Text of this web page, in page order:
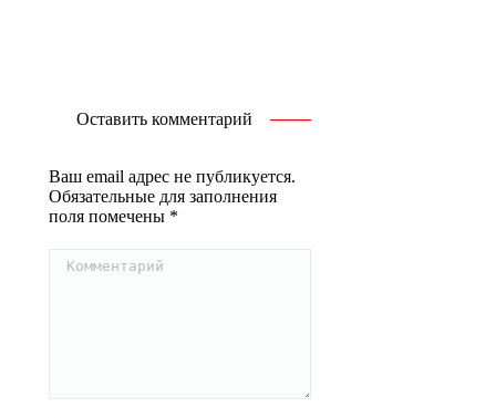
Оставить комментарий
Ваш email адрес не публикуется.
Обязательные для заполнения
поля помечены *